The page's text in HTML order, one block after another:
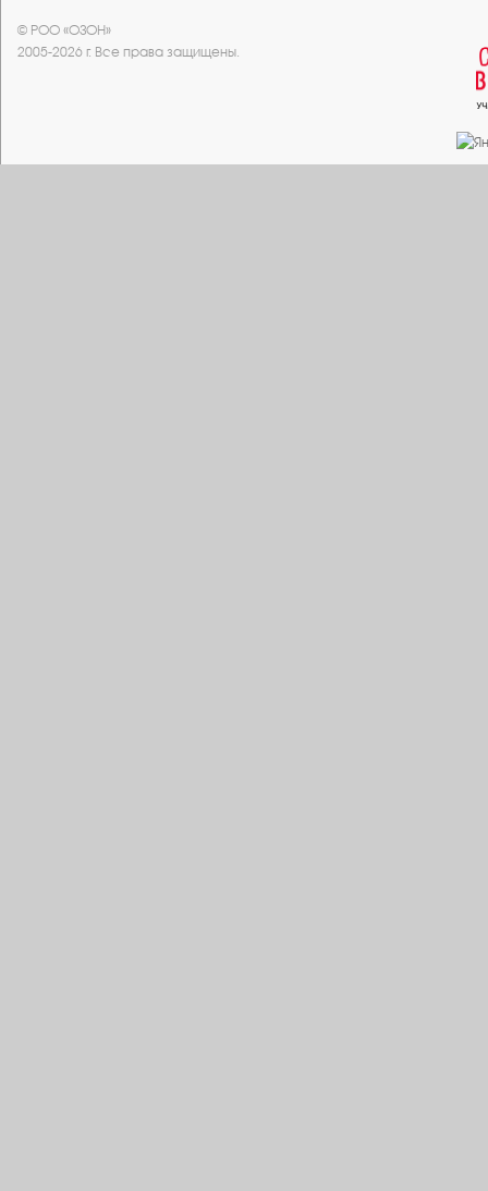
© РОО «ОЗОН»
2005-2026 г. Все права защищены.